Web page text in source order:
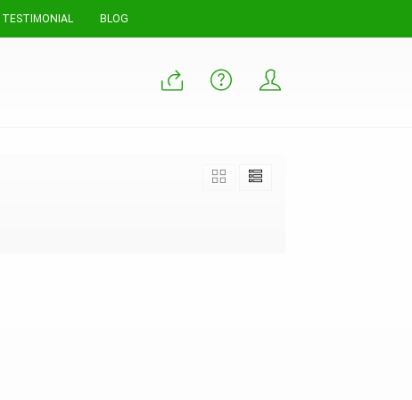
TESTIMONIAL BLOG